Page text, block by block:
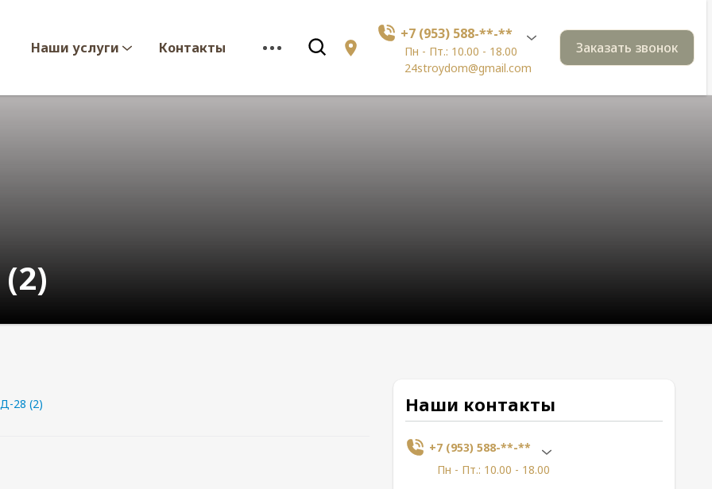
Наши услуги Контакты
+7 (953) 588-**-**
Пн - Пт.: 10.00 - 18.00
24stroydom@gmail.com
Заказать звонок
28 (2) Наши контакты
+7 (953) 588-**-**
Пн - Пт.: 10.00 - 18.00